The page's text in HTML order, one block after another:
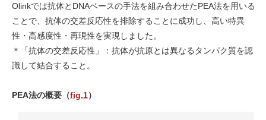
Olinkでは抗体とDNAベースの手法を組み合わせたPEA法を用いる
ことで、抗体の交差反応性を排除することに成功し、高い特異
性・高感度性・再現性を実現しました。
＊「抗体の交差反応性」：抗体が抗原とは異なるタンパク質を認
識して結合すること。
PEA法の概要（fig.1）